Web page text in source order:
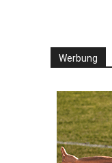
Werbung